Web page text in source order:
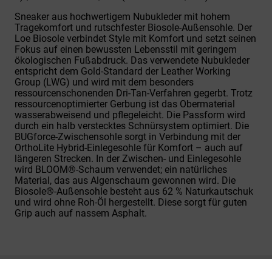
Sneaker aus hochwertigem Nubukleder mit hohem
Tragekomfort und rutschfester Biosole-Außensohle. Der
Loe Biosole verbindet Style mit Komfort und setzt seinen
Fokus auf einen bewussten Lebensstil mit geringem
ökologischen Fußabdruck. Das verwendete Nubukleder
entspricht dem Gold-Standard der Leather Working
Group (LWG) und wird mit dem besonders
ressourcenschonenden Dri-Tan-Verfahren gegerbt. Trotz
ressourcenoptimierter Gerbung ist das Obermaterial
wasserabweisend und pflegeleicht. Die Passform wird
durch ein halb verstecktes Schnürsystem optimiert. Die
BUGforce-Zwischensohle sorgt in Verbindung mit der
OrthoLite Hybrid-Einlegesohle für Komfort – auch auf
längeren Strecken. In der Zwischen- und Einlegesohle
wird BLOOM®-Schaum verwendet; ein natürliches
Material, das aus Algenschaum gewonnen wird. Die
Biosole®-Außensohle besteht aus 62 % Naturkautschuk
und wird ohne Roh-Öl hergestellt. Diese sorgt für guten
Grip auch auf nassem Asphalt.